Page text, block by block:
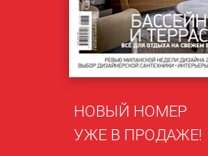
НОВЫЙ НОМЕР
УЖЕ В ПРОДАЖЕ!